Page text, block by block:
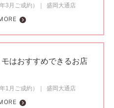
3月ご成約）
盛岡大通店
はおすすめできるお店
1月ご成約）
盛岡大通店